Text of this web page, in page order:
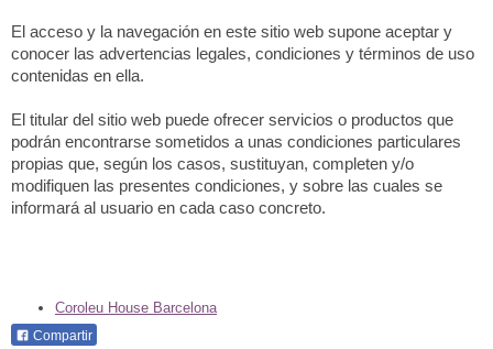
El acceso y la navegación en este sitio web supone aceptar y
conocer las advertencias legales, condiciones y términos de uso
contenidas en ella.
El titular del sitio web puede ofrecer servicios o productos que
podrán encontrarse sometidos a unas condiciones particulares
propias que, según los casos, sustituyan, completen y/o
modifiquen las presentes condiciones, y sobre las cuales se
informará al usuario en cada caso concreto.
Coroleu House Barcelona
Compartir